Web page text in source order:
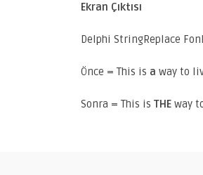
Ekran Çıktısı
Delphi StringReplace
Önce = This is a way to
Sonra = This is THE way